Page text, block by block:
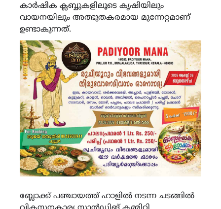
കാര്‍ഷിക ക്ലബ്ബുകളിലൂടെ കൃഷിയിലും
വായനയിലും അത്ഭുതകരമായ മുന്നേറ്റമാണ്
ഉണ്ടാകുന്നത്.
ബ്ലോക്ക് പഞ്ചായത്ത് ഹാളില്‍ നടന്ന ചടങ്ങില്‍